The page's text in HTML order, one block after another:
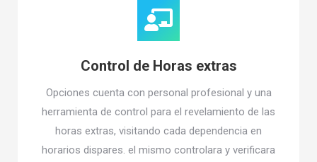
Control de Horas extras
Opciones cuenta con personal profesional y una
herramienta de control para el revelamiento de las
horas extras, visitando cada dependencia en
horarios dispares. el mismo controlara y verificara